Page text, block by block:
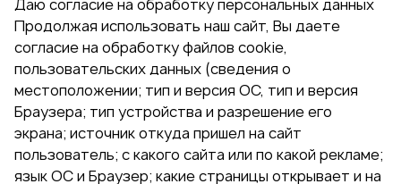
Даю согласие на обработку персональных данных
Продолжая использовать наш сайт, Вы даете
согласие на обработку файлов cookie,
пользовательских данных (сведения о
местоположении; тип и версия ОС, тип и версия
Браузера; тип устройства и разрешение его
экрана; источник откуда пришел на сайт
пользователь; с какого сайта или по какой рекламе;
язык ОС и Браузер; какие страницы открывает и на